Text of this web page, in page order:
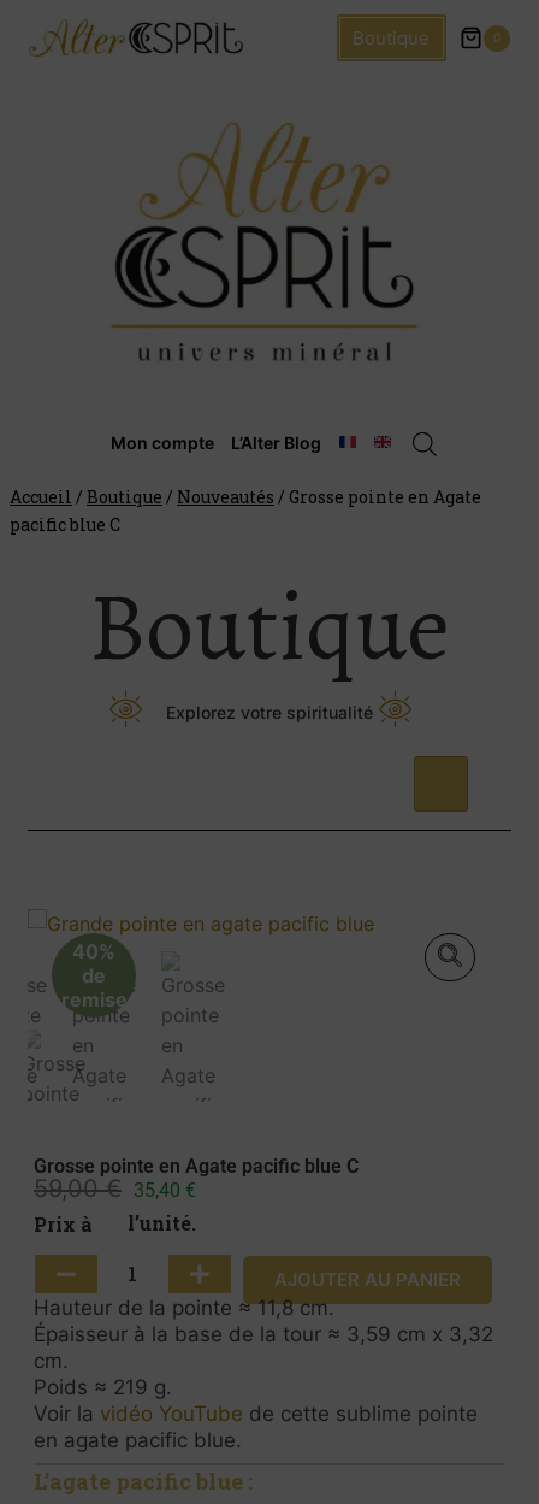
Boutique 0
Mon compte L’Alter Blog
Accueil / Boutique / Nouveautés / Grosse pointe en Agate
pacific blue C
Boutique
Explorez votre spiritualité
40%
de
remise
Grosse pointe en Agate pacific blue C
59,00€ 35,40 €
Prix à l’unité.
AJOUTER AU PANIER
Hauteur de la pointe ≈ 11,8 cm.
Épaisseur à la base de la tour ≈ 3,59 cm x 3,32
cm.
Poids ≈ 219 g.
Voir la vidéo YouTube de cette sublime pointe
en agate pacific blue.
L’agate pacific blue :